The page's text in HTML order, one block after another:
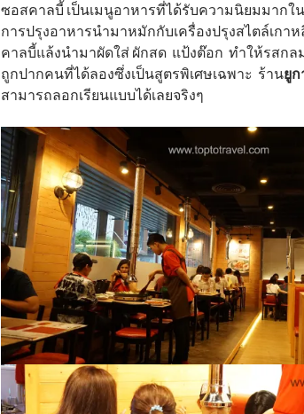
ซอสคาลบี้ เป็นเมนูอาหารที่ได้รับความนิยมมากใ
การปรุงอาหารนำมาหมักกับเครื่องปรุงสไตล์เกา
คาลบี้แล้งนำมาผัดใส่ ผักสด แป้งต๊อก ทำให้รสกล
ถูกปากคนที่ได้ลองซึ่งเป็นสูตรพิเศษเฉพาะ ร้านยูก
สามารถลอกเรียนแบบได้เลยจริงๆ